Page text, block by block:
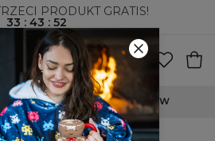
PRODUKT GRATIS!
33 :43 :51
PRAWO ZWROTU